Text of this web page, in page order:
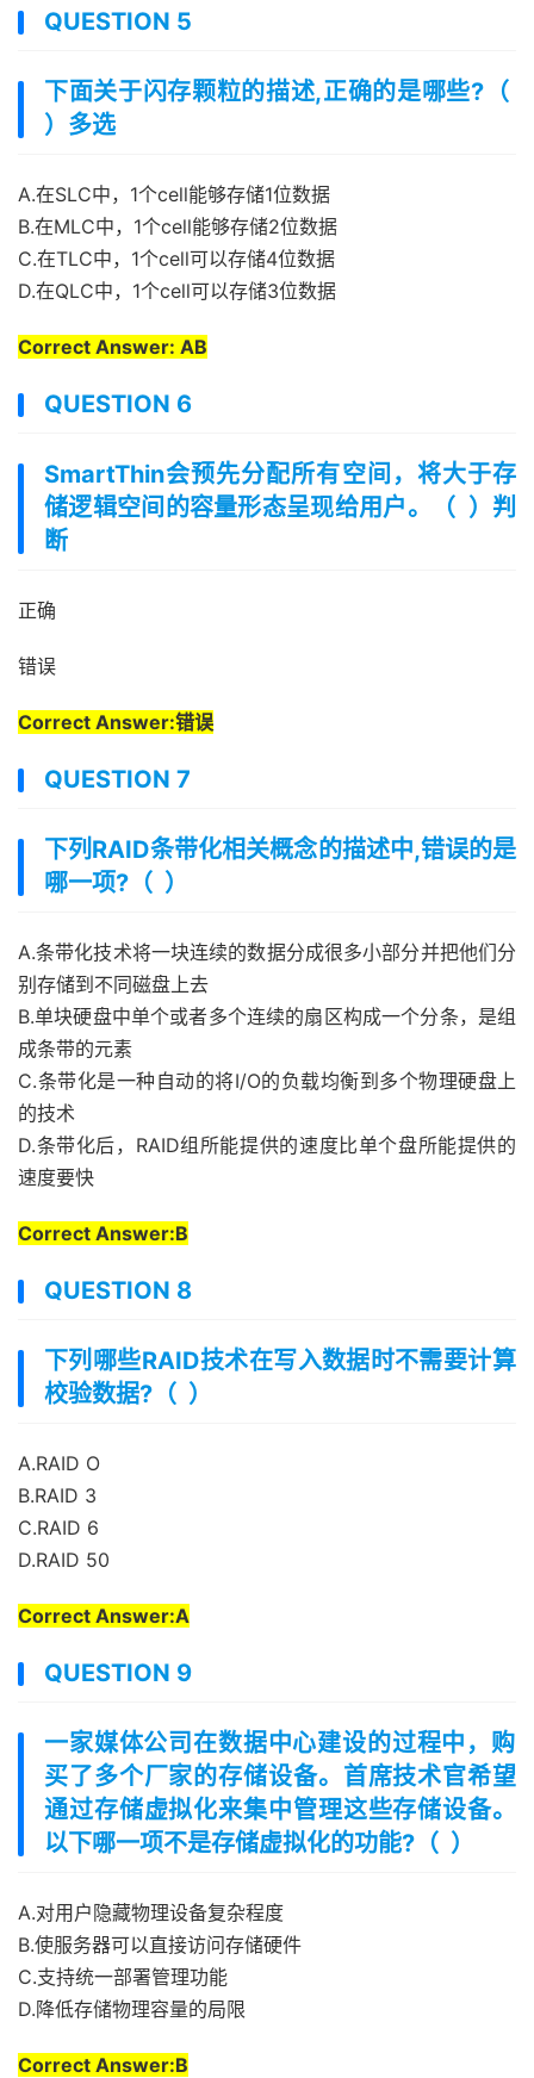
QUESTION 5
下面关于闪存颗粒的描述,正确的是哪些?（
）多选
A.在SLC中，1个cell能够存储1位数据
B.在MLC中，1个cell能够存储2位数据
C.在TLC中，1个cell可以存储4位数据
D.在QLC中，1个cell可以存储3位数据
Correct Answer: AB
QUESTION 6
SmartThin会预先分配所有空间，将大于存
储逻辑空间的容量形态呈现给用户。（ ）判
断
正确
错误
Correct Answer:错误
QUESTION 7
下列RAID条带化相关概念的描述中,错误的是
哪一项?（ ）
A.条带化技术将一块连续的数据分成很多小部分并把他们分
别存储到不同磁盘上去
B.单块硬盘中单个或者多个连续的扇区构成一个分条，是组
成条带的元素
C.条带化是一种自动的将I/O的负载均衡到多个物理硬盘上
的技术
D.条带化后，RAID组所能提供的速度比单个盘所能提供的
速度要快
Correct Answer:B
QUESTION 8
下列哪些RAID技术在写入数据时不需要计算
校验数据?（ ）
A.RAID O
B.RAID 3
C.RAID 6
D.RAID 50
Correct Answer:A
QUESTION 9
一家媒体公司在数据中心建设的过程中，购
买了多个厂家的存储设备。首席技术官希望
通过存储虚拟化来集中管理这些存储设备。
以下哪一项不是存储虚拟化的功能?（ ）
A.对用户隐藏物理设备复杂程度
B.使服务器可以直接访问存储硬件
C.支持统一部署管理功能
D.降低存储物理容量的局限
Correct Answer:B